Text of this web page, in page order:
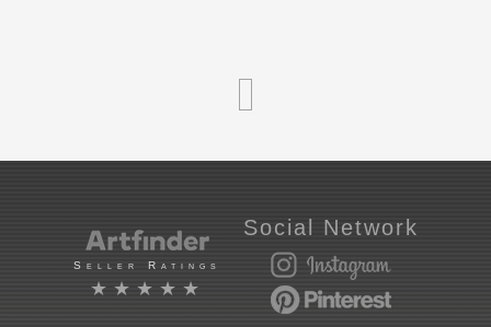
Seller Ratings
★★★★★
Social Network